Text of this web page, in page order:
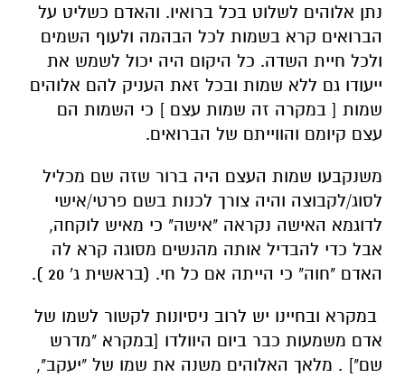
נתן אלוהים לשלוט בכל ברואיו. והאדם כשליט על
הברואים קרא בשמות לכל הבהמה ולעוף השמים
ולכל חיית השדה. כל היקום היה יכול לשמש את
ייעודו גם ללא שמות ובכל זאת העניק להם אלוהים
שמות [ במקרה זה שמות עצם ] כי השמות הם
עצם קיומם והווייתם של הברואים.
משנקבעו שמות העצם היה ברור שזה שם מכליל
לסוג/לקבוצה והיה צורך לכנות בשם פרטי/אישי
לדוגמא האישה נקראה "אישה" כי מאיש לוקחה,
אבל כדי להבדיל אותה מהנשים מסוגה קרא לה
האדם "חוה" כי הייתה אם כל חי. (בראשית ג' 20 ).
במקרא ובחיינו יש לרוב ניסיונות לקשור לשמו של
אדם משמעות כבר ביום היוולדו [במקרא "מדרש
שם"] . מלאך האלוהים משנה את שמו של "יעקב",